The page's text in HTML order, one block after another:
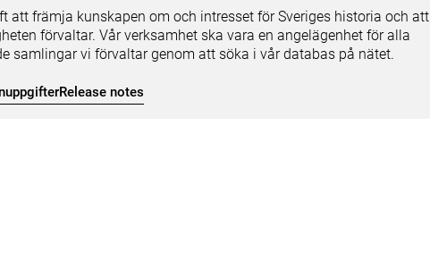
att främja kunskapen om och intresset för Sveriges historia och att
förvaltar. Vår verksamhet ska vara en angelägenhet för alla
samlingar vi förvaltar genom att söka i vår databas på nätet.
Release notes